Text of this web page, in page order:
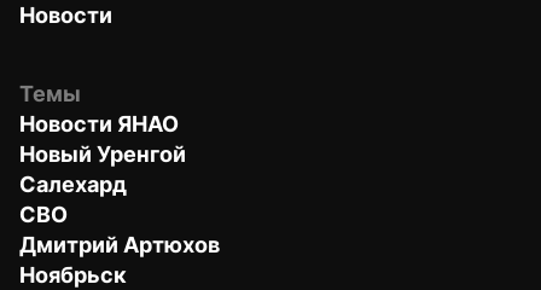
Новости
Темы
Новости ЯНАО
Новый Уренгой
Салехард
СВО
Дмитрий Артюхов
Ноябрьск